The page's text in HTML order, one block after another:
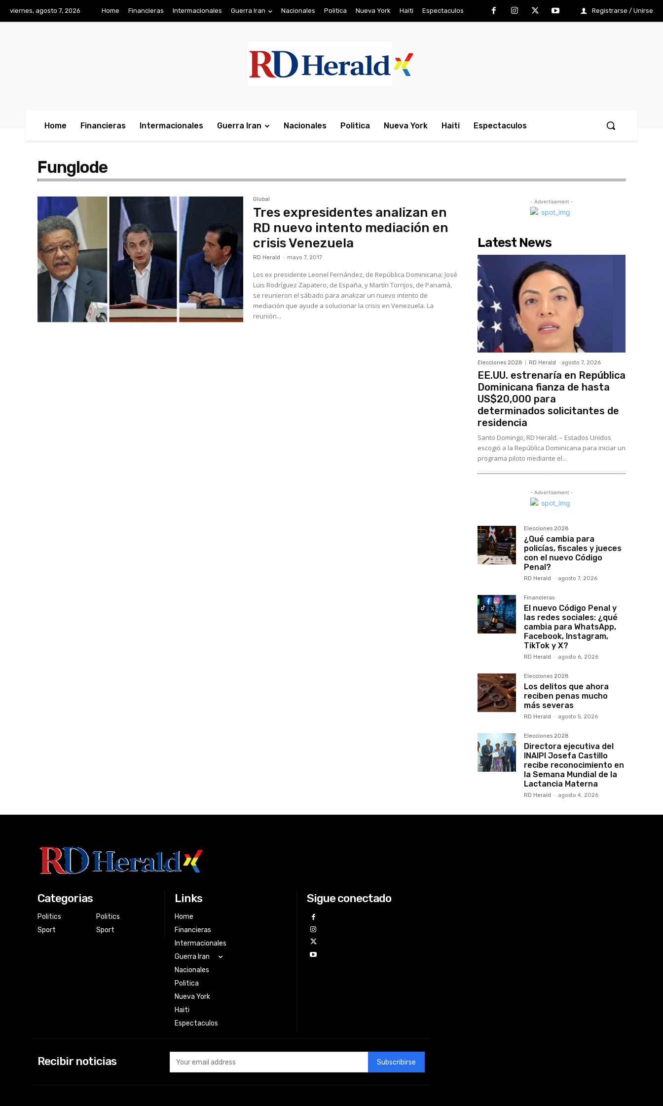
viernes, agosto 7, 2026 Home Financieras Intermacionales Guerra Iran Nacionales Politica Nueva York Haiti Espectaculos Registrarse / Unirse
Home Financieras Intermacionales Guerra Iran Nacionales Politica Nueva York Haiti Espectaculos
Funglode
Global
Tres expresidentes analizan en
RD nuevo intento mediación en
crisis Venezuela
RD Herald - mayo 7, 2017
Los ex presidente Leonel Fernández, de República Dominicana; José
Luis Rodríguez Zapatero, de España, y Martín Torrijos, de Panamá,
se reunieron el sábado para analizar un nuevo intento de
mediación que ayude a solucionar la crisis en Venezuela. La
reunión...
- Advertisement -
Latest News
Elecciones 2028 RD Herald - agosto 7, 2026
EE.UU. estrenaría en República
Dominicana fianza de hasta
US$20,000 para
determinados solicitantes de
residencia
Santo Domingo, RD Herald. – Estados Unidos
escogió a la República Dominicana para iniciar un
programa piloto mediante el...
- Advertisement -
Elecciones 2028
¿Qué cambia para
policías, fiscales y jueces
con el nuevo Código
Penal?
RD Herald - agosto 7, 2026
Financieras
El nuevo Código Penal y
las redes sociales: ¿qué
cambia para WhatsApp,
Facebook, Instagram,
TikTok y X?
RD Herald - agosto 6, 2026
Elecciones 2028
Los delitos que ahora
reciben penas mucho
más severas
RD Herald - agosto 5, 2026
Elecciones 2028
Directora ejecutiva del
INAIPI Josefa Castillo
recibe reconocimiento en
la Semana Mundial de la
Lactancia Materna
RD Herald - agosto 4, 2026
Categorias
Politics
Sport
Politics
Sport
Links
Home
Financieras
Intermacionales
Guerra Iran
Nacionales
Politica
Nueva York
Haiti
Espectaculos
Sigue conectado
Recibir noticias Subscribirse